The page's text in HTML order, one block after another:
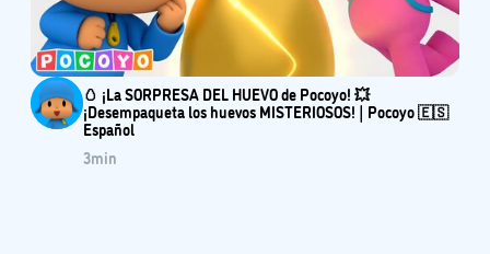
🥚 ¡La SORPRESA DEL HUEVO de Pocoyo! 💥
¡Desempaqueta los huevos MISTERIOSOS! | Pocoyo 🇪🇸
Español
3min